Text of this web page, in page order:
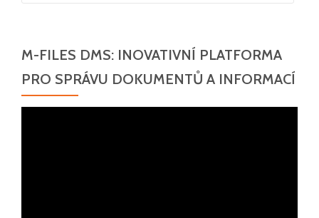
M-FILES DMS: INOVATIVNÍ PLATFORMA
PRO SPRÁVU DOKUMENTŮ A INFORMACÍ